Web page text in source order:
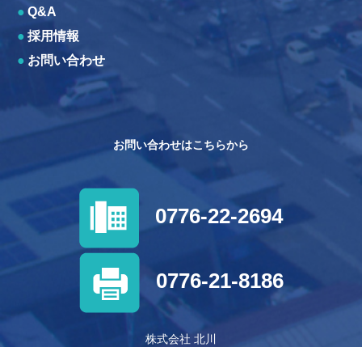
● Q&A
● 採用情報
● お問い合わせ
お問い合わせはこちらから
0776-22-2694
0776-21-8186
株式会社 北川